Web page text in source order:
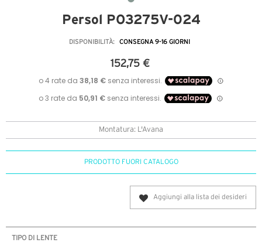
Persol PO3275V-024
DISPONIBILITÀ: CONSEGNA 9-16 GIORNI
152,75 €
Montatura: L'Avana
PRODOTTO FUORI CATALOGO
Aggiungi alla lista dei desideri
TIPO DI LENTE